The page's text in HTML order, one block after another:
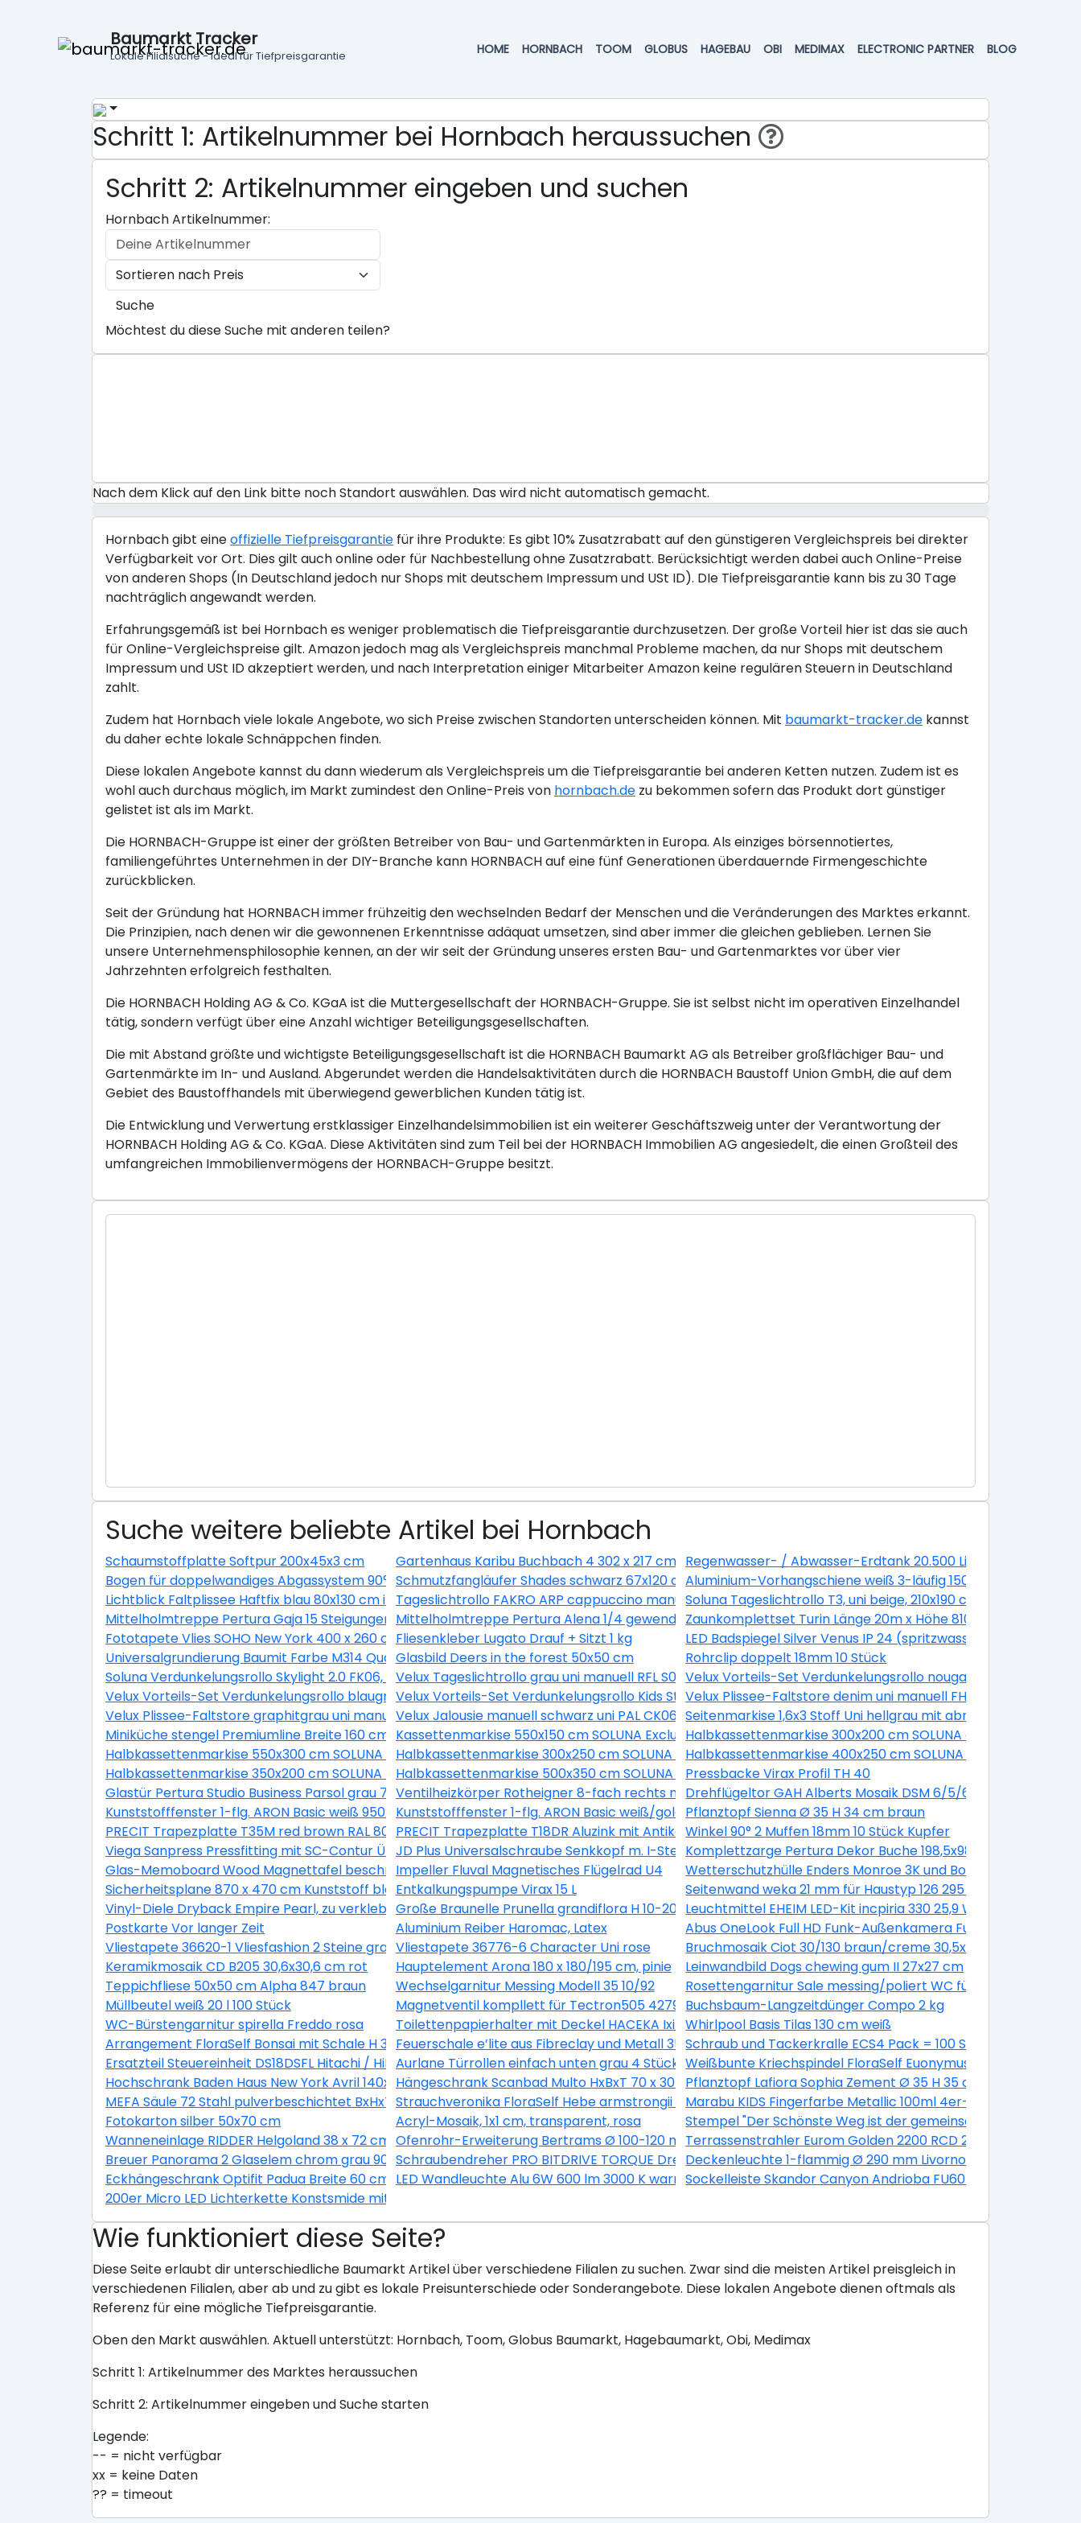
Baumarkt Tracker
Lokale Filialsuche - ideal für Tiefpreisgarantie HOME HORNBACH TOOM GLOBUS HAGEBAU OBI MEDIMAX ELECTRONIC PARTNER BLOG
Schritt 1: Artikelnummer bei Hornbach heraussuchen
Schritt 2: Artikelnummer eingeben und suchen
Hornbach Artikelnummer:
Suche
Möchtest du diese Suche mit anderen teilen?
Nach dem Klick auf den Link bitte noch Standort auswählen. Das wird nicht automatisch gemacht.
Hornbach gibt eineoffizielle Tiefpreisgarantie für ihre Produkte: Es gibt 10% Zusatzrabatt auf den günstigeren Vergleichspreis bei direkter
Verfügbarkeit vor Ort. Dies gilt auch online oder für Nachbestellung ohne Zusatzrabatt. Berücksichtigt werden dabei auch Online-Preise
von anderen Shops (In Deutschland jedoch nur Shops mit deutschem Impressum und USt ID). DIe Tiefpreisgarantie kann bis zu 30 Tage
nachträglich angewandt werden.
Erfahrungsgemäß ist bei Hornbach es weniger problematisch die Tiefpreisgarantie durchzusetzen. Der große Vorteil hier ist das sie auch
für Online-Vergleichspreise gilt. Amazon jedoch mag als Vergleichspreis manchmal Probleme machen, da nur Shops mit deutschem
Impressum und USt ID akzeptiert werden, und nach Interpretation einiger Mitarbeiter Amazon keine regulären Steuern in Deutschland
zahlt.
Zudem hat Hornbach viele lokale Angebote, wo sich Preise zwischen Standorten unterscheiden können. Mit baumarkt-tracker.de kannst
du daher echte lokale Schnäppchen finden.
Diese lokalen Angebote kannst du dann wiederum als Vergleichspreis um die Tiefpreisgarantie bei anderen Ketten nutzen. Zudem ist es
wohl auch durchaus möglich, im Markt zumindest den Online-Preis von hornbach.de zu bekommen sofern das Produkt dort günstiger
gelistet ist als im Markt.
Die HORNBACH-Gruppe ist einer der größten Betreiber von Bau- und Gartenmärkten in Europa. Als einziges börsennotiertes,
familiengeführtes Unternehmen in der DIY-Branche kann HORNBACH auf eine fünf Generationen überdauernde Firmengeschichte
zurückblicken.
Seit der Gründung hat HORNBACH immer frühzeitig den wechselnden Bedarf der Menschen und die Veränderungen des Marktes erkannt.
Die Prinzipien, nach denen wir die gewonnenen Erkenntnisse adäquat umsetzen, sind aber immer die gleichen geblieben. Lernen Sie
unsere Unternehmensphilosophie kennen, an der wir seit der Gründung unseres ersten Bau- und Gartenmarktes vor über vier
Jahrzehnten erfolgreich festhalten.
Die HORNBACH Holding AG & Co. KGaA ist die Muttergesellschaft der HORNBACH-Gruppe. Sie ist selbst nicht im operativen Einzelhandel
tätig, sondern verfügt über eine Anzahl wichtiger Beteiligungsgesellschaften.
Die mit Abstand größte und wichtigste Beteiligungsgesellschaft ist die HORNBACH Baumarkt AG als Betreiber großflächiger Bau- und
Gartenmärkte im In- und Ausland. Abgerundet werden die Handelsaktivitäten durch die HORNBACH Baustoff Union GmbH, die auf dem
Gebiet des Baustoffhandels mit überwiegend gewerblichen Kunden tätig ist.
Die Entwicklung und Verwertung erstklassiger Einzelhandelsimmobilien ist ein weiterer Geschäftszweig unter der Verantwortung der
HORNBACH Holding AG & Co. KGaA. Diese Aktivitäten sind zum Teil bei der HORNBACH Immobilien AG angesiedelt, die einen Großteil des
umfangreichen Immobilienvermögens der HORNBACH-Gruppe besitzt.
Suche weitere beliebte Artikel bei Hornbach
Schaumstoffplatte Softpur 200x45x3 cm Gartenhaus Karibu Buchbach 4 302 x 217 cm terragrauRegenwasser- / Abwasser-Erdtank 20.500 Liter GVT 20.5
Bogen für doppelwandiges Abgassystem 90° FU DN130Schmutzfangläufer Shades schwarz 67x120 cmAluminium-Vorhangschiene weiß 3-läufig 150 cm
Lichtblick Faltplissee Haftfix blau 80x130 cm inkl. SaugnäpfeTageslichtrollo FAKRO ARP cappuccino manuell 94x118 cm (08)Soluna Tageslichtrollo T3, uni beige, 210x190 cm
Mittelholmtreppe Pertura Gaja 15 Steigungen Weiß/Buche-TaubengrauMittelholmtreppe Pertura Alena 1/4 gewendelt mit Einzelstabgeländer 14 Steigungen/ 13 Stufen 85 cm
Zaunkomplettset Turin Länge 20m x Höhe 810 mm inkl.
Fototapete Vlies SOHO New York 400 x 260 cmFliesenkleber Lugato Drauf + Sitzt 1 kg
LED Badspiegel Silver Venus IP 24 (spritzwassergeschützt)
Universalgrundierung Baumit Farbe M314 Quarzgrund 15 kgGlasbild Deers in the forest 50x50 cm
Rohrclip doppelt 18mm 10 Stück
Soluna Verdunkelungsrollo Skylight 2.0 FK06, weiß, 49x99 cmVelux Tageslichtrollo grau uni manuell RFL S04 4161SVelux Vorteils-Set Verdunkelungsrollo nougat uni und
Velux Vorteils-Set Verdunkelungsrollo blaugrau uni und Faltstore Plissee weiß manuell DFD M04 4581SWL
Velux Vorteils-Set Verdunkelungsrollo Kids Straßen plus Faltstore Plissee weiß DFD M10 4655S
Velux Plissee-Faltstore denim uni manuell FHL UK04 1286SWL
Velux Plissee-Faltstore graphitgrau uni manuell FHL MK08 1274SWLVelux Jalousie manuell schwarz uni PAL CK06 7062SSeitenmarkise 1,6x3 Stoff Uni hellgrau mit abnehmbarem
Miniküche stengel Premiumline Breite 160 cm MPGS160 KS Induktion Becken rechtsKassettenmarkise 550x150 cm SOLUNA Exclusiv mit Motor Dessin 8430 Gestell silber
Halbkassettenmarkise 300x200 cm SOLUNA ohne Motor
Halbkassettenmarkise 550x300 cm SOLUNA ohne Motor Dessin A131Halbkassettenmarkise 300x250 cm SOLUNA ohne Motor Dessin 320477Halbkassettenmarkise 400x250 cm SOLUNA ohne Motor
Halbkassettenmarkise 350x200 cm SOLUNA mit Motor Dessin 7838Halbkassettenmarkise 500x350 cm SOLUNA Comfort mit Motor Dessin Trend U190 inkl. Sonnen und
Pressbacke Virax Profil TH 40
Glastür Pertura Studio Business Parsol grau 709x2097x8 mm DIN Links/RechtsVentilheizkörper Rotheigner 8-fach rechts mit Laschen Typ E 500x1100 mm RAL geprüft
Drehflügeltor GAH Alberts Mosaik DSM 6/5/6 inkl.
Kunststofffenster 1-flg. ARON Basic weiß 950x550 mm DIN LinksKunststofffenster 1-flg. ARON Basic weiß/golden oak 1050x650 mm DIN Rechts
Pflanztopf Sienna Ø 35 H 34 cm braun
PRECIT Trapezplatte T35M red brown RAL 8012 2300 x 1095 x 0,63 mmPRECIT Trapezplatte T18DR Aluzink mit Antikondensationsbeschichtung 6100 x 1138 x 0,5 mm
Winkel 90° 2 Muffen 18mm 10 Stück Kupfer
Viega Sanpress Pressfitting mit SC-Contur Übergangsstück 22mmx1/2" AG inox 436483
JD Plus Universalschraube Senkkopf m. I-Stern 4x70 mm galv.verzinkt, 200 Stück
Komplettzarge Pertura Dekor Buche 198,5x98,5x16,0 cm Links
Glas-Memoboard Wood Magnettafel beschriftbar weiss 30x30 cmImpeller Fluval Magnetisches Flügelrad U4
Wetterschutzhülle Enders Monroe 3K und Boston 3K
Sicherheitsplane 870 x 470 cm Kunststoff blauEntkalkungspumpe Virax 15 L
Seitenwand weka 21 mm für Haustyp 126 295 cm natur
Vinyl-Diele Dryback Empire Pearl, zu verkleben, 23x150 cmGroße Braunelle Prunella grandiflora H 10-20 cm Co 0,5 L (6 Stk.)Leuchtmittel EHEIM LED-Kit incpiria 330 25,9 W
Postkarte Vor langer Zeit
Aluminium Reiber Haromac, Latex
Abus OneLook Full HD Funk-Außenkamera Funk Nachtsicht
Vliestapete 36620-1 Vliesfashion 2 Steine grau Vliestapete 36776-6 Character Uni rose
Bruchmosaik Ciot 30/130 braun/creme 30,5x30,5 cm
Keramikmosaik CD B205 30,6x30,6 cm rot
Hauptelement Arona 180 x 180/195 cm, pinie
Leinwandbild Dogs chewing gum II 27x27 cm
Teppichfliese 50x50 cm Alpha 847 braun
Wechselgarnitur Messing Modell 35 10/92
Rosettengarnitur Sale messing/poliert WC für Bad + WC Türen
Müllbeutel weiß 20 l 100 Stück
Magnetventil kompllett für Tectron505 42791000Buchsbaum-Langzeitdünger Compo 2 kg
WC-Bürstengarnitur spirella Freddo rosa
Toilettenpapierhalter mit Deckel HACEKA Ixi edelstahlWhirlpool Basis Tilas 130 cm weiß
Arrangement FloraSelf Bonsai mit Schale H 30-38 cm Ø 25 cm TopfFeuerschale e’lite aus Fibreclay und Metall 35 x 35 x 72 cm grauSchraub und Tackerkralle ECS4 Pack = 100 Stück
Ersatzteil Steuereinheit DS18DSFL Hitachi / HiKOKI 332823Aurlane Türrollen einfach unten grau 4 Stück DE142Weißbunte Kriechspindel FloraSelf Euonymus fortunei
Hochschrank Baden Haus New York Avril 140x35 cm gebleichte Eiche mit Spiegel
Hängeschrank Scanbad Multo HxBxT 70 x 30 x 19cm Pinie greyPflanztopf Lafiora Sophia Zement Ø 35 H 35 cm grau
MEFA Säule 72 Stahl pulverbeschichtet BxHxT 205/1100/47 mm Verkehrsweiß RAL 9016
Strauchveronika FloraSelf Hebe armstrongii 'Green Boys' Ø 12 cm Topf
Marabu KIDS Fingerfarbe Metallic 100ml 4er-Set
Fotokarton silber 50x70 cm
Acryl-Mosaik, 1x1 cm, transparent, rosa
Stempel "Der Schönste Weg ist der gemeinsame"
Wanneneinlage RIDDER Helgoland 38 x 72 cm weiß blauOfenrohr-Erweiterung Bertrams Ø 100-120 mm feueraluminiert silberTerrassenstrahler Eurom Golden 2200 RCD 2200W
Breuer Panorama 2 Glaselem chrom grau 90/50 cm 3457005003262Schraubendreher PRO BITDRIVE TORQUE Drehmoment 1,0 - 5,0 NmDeckenleuchte 1-flammig Ø 290 mm Livorno weiß/titanium
Eckhängeschrank Optifit Padua Breite 60 cm KUPD OED606-9+ Nachbildung Eiche-hell sägerau
LED Wandleuchte Alu 6W 600 lm 3000 K warmweiß HxL 80x130 mm Sania nickel-matt
Sockelleiste Skandor Canyon Andrioba FU60L 19x58x2400 mm
200er Micro LED Lichterkette Konstsmide mit App bernstein
Wie funktioniert diese Seite?
Diese Seite erlaubt dir unterschiedliche Baumarkt Artikel über verschiedene Filialen zu suchen. Zwar sind die meisten Artikel preisgleich in
verschiedenen Filialen, aber ab und zu gibt es lokale Preisunterschiede oder Sonderangebote. Diese lokalen Angebote dienen oftmals als
Referenz für eine mögliche Tiefpreisgarantie.
Oben den Markt auswählen. Aktuell unterstützt: Hornbach, Toom, Globus Baumarkt, Hagebaumarkt, Obi, Medimax
Schritt 1: Artikelnummer des Marktes heraussuchen
Schritt 2: Artikelnummer eingeben und Suche starten
Legende:
-- = nicht verfügbar
xx = keine Daten
?? = timeout